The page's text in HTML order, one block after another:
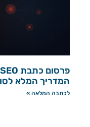
המדריך המלא
לכתבה המלאה »